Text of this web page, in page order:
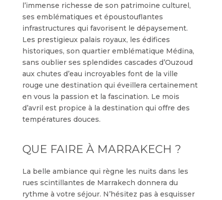
l’immense richesse de son patrimoine culturel,
ses emblématiques et époustouflantes
infrastructures qui favorisent le dépaysement.
Les prestigieux palais royaux, les édifices
historiques, son quartier emblématique Médina,
sans oublier ses splendides cascades d’Ouzoud
aux chutes d’eau incroyables font de la ville
rouge une destination qui éveillera certainement
en vous la passion et la fascination. Le mois
d’avril est propice à la destination qui offre des
températures douces.
QUE FAIRE À MARRAKECH ?
La belle ambiance qui règne les nuits dans les
rues scintillantes de Marrakech donnera du
rythme à votre séjour. N’hésitez pas à esquisser